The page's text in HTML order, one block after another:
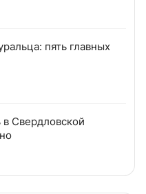
пять главных
в Свердловской